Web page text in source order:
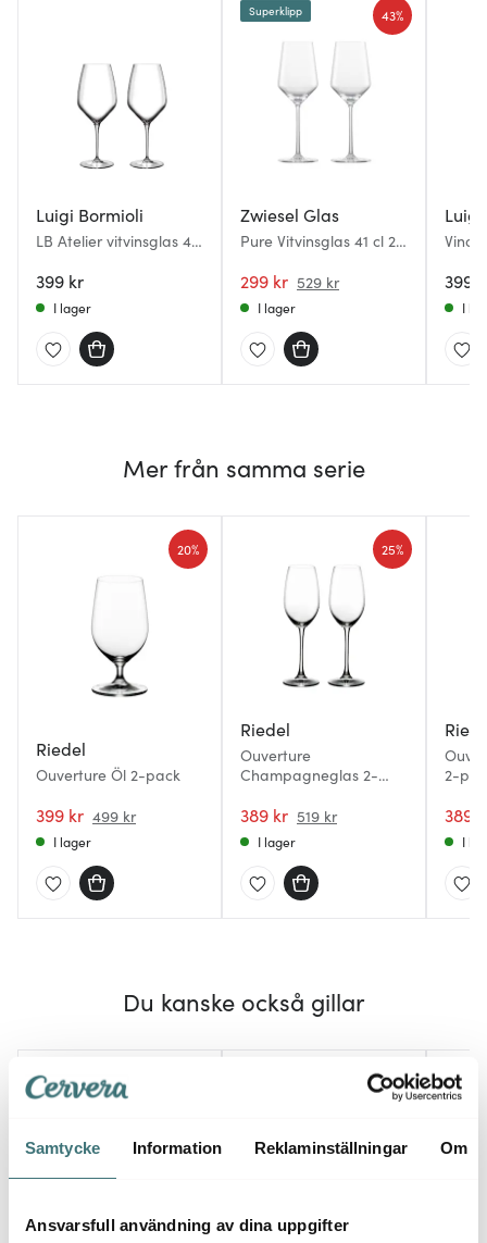
Samtycke Information Reklaminställningar Om
Ansvarsfull användning av dina uppgifter
Luigi Bormioli
LB Atelier vitvinsglas 44
399 kr
I lager
Zwiesel Glas
Pure Vitvinsglas 41 cl 2-
299 kr 529 kr
43%
Superklipp
I lager
399
I
Mer från samma serie
Riedel
Ouverture Öl 2-pack
399 kr 499 kr
20%
I lager
Riedel
Ouverture
Champagneglas 2-
389 kr 519 kr
25%
I lager
2-
389
I
Du kanske också gillar
25%